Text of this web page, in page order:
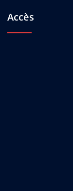
Accès